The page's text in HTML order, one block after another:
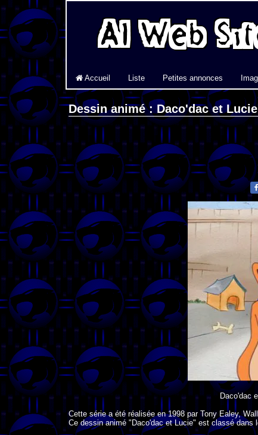
Accueil Liste Petites annonces
Dessin animé : Daco'dac et Lucie
Daco'dac
Cette série a été réalisée en1998parTony Ealey,
Ce dessin animé "Daco'dac et Lucie" est classé dans